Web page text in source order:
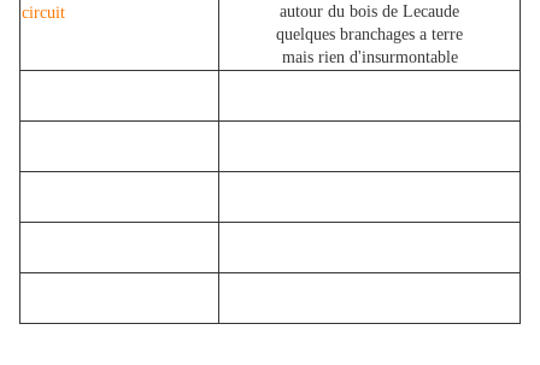
circuit
autour du bois de Lecaude
quelques branchages a terre
mais rien d'insurmontable